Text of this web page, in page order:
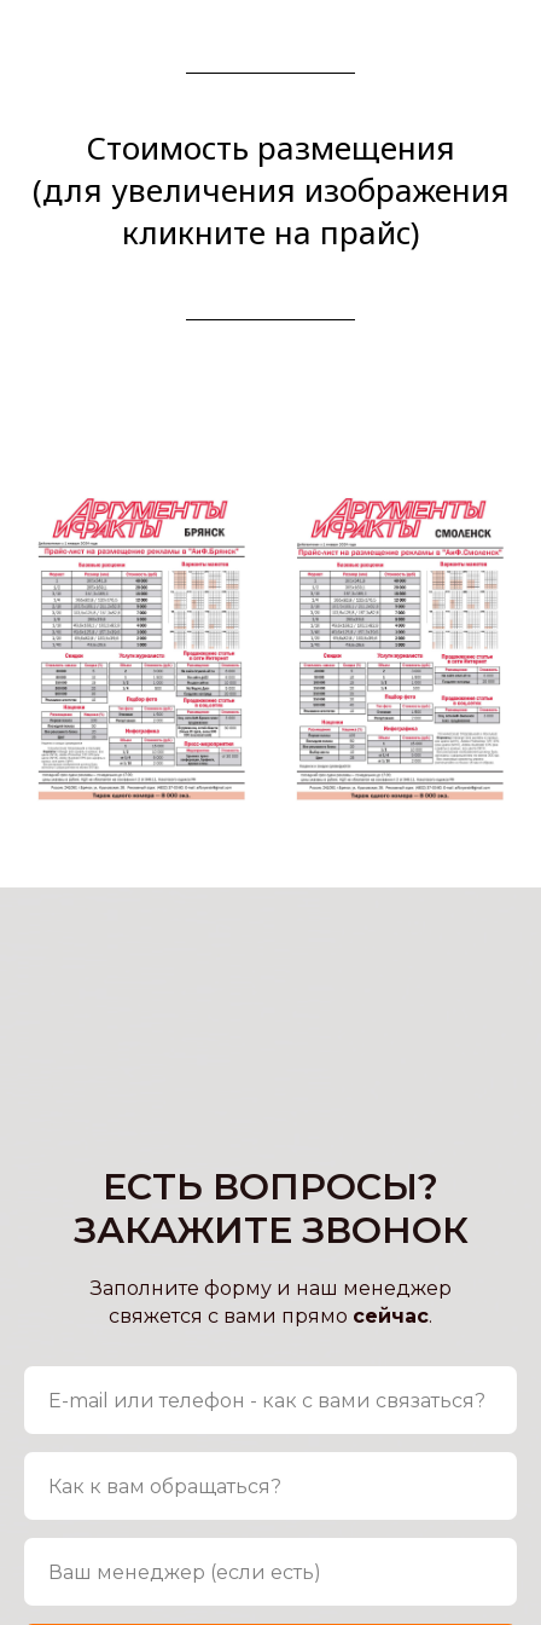
Стоимость размещения
(для увеличения изображения
кликните на прайс)
ЕСТЬ ВОПРОСЫ?
ЗАКАЖИТЕ ЗВОНОК
Заполните форму и наш менеджер
свяжется с вами прямо сейчас.